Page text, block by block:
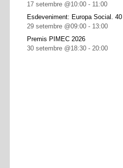
17 setembre @10:00 - 11:00
Esdeveniment: Europa Social. 40
29 setembre @09:00 - 13:00
Premis PIMEC 2026
30 setembre @18:30 - 20:00